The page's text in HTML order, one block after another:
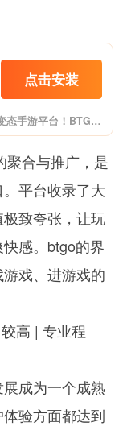
点击安装
BTGO游戏盒app是一款BT变态手游平台！BTGO游戏盒app拥有千余款热门手游任选，签到拿福利券，抽奖送福利券，福利最好的游戏盒子。玩家的福地，不玩虚的！福利真实送！更爽的游戏体验！你想要的都在这里。
聚合与推广，是
平台收录了大
致夸张，让玩
感。btgo的界
戏、进游戏的
高 | 专业程
成为一个成熟
验方面都达到